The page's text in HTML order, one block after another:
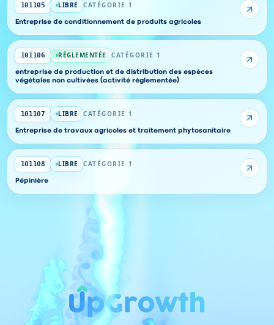
101105 LIBRE CATÉGORIE 1
Entreprise de conditionnement de produits agricoles
101106 RÉGLEMENTÉE CATÉGORIE 1
entreprise de production et de distribution des espèces
végétales non cultivées (activité réglementée)
101107 LIBRE CATÉGORIE 1
Entreprise de travaux agricoles et traitement phytosanitaire
101108 LIBRE CATÉGORIE 1
Pépinière